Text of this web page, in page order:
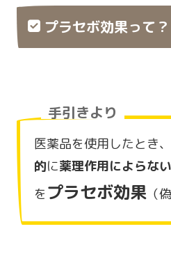
プラセボ効果って？
手引きより
医薬品を使用したとき、
的に薬理作用によらな
を プラセボ効果 （